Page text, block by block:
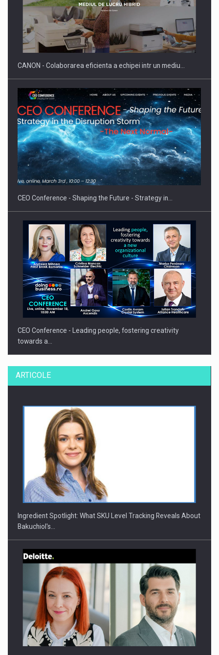
CANON - Colaborarea eficienta a echipei intr un mediu…
CEO Conference - Shaping the Future - Strategy in…
CEO Conference - Leading people, fostering creativity
towards a…
CEO Conference - Shaping The Future - Technology and…
Webinar - Business Evolution-RETHINK STRATEGY-Finantare
Investitii Digitalizare
ARTICOLE
Ingredient Spotlight: What SKU Level Tracking Reveals About
Bakuchiol's…